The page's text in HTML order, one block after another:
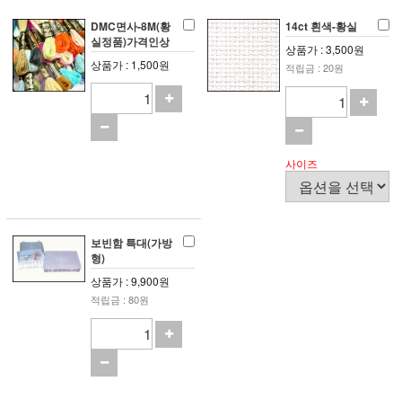
DMC면사-8M(황
실정품)가격인상
상품가 : 1,500원
14ct 흰색-황실
상품가 : 3,500원
적립금 : 20원
사이즈
보빈함 특대(가방
형)
상품가 : 9,900원
적립금 : 80원